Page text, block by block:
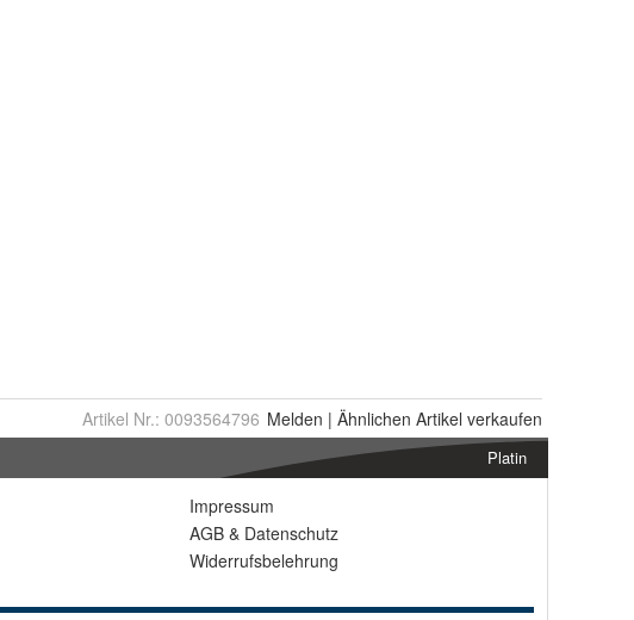
Artikel Nr.: 0093564796 Melden | Ähnlichen Artikel verkaufen
Platin
Impressum
AGB & Datenschutz
Widerrufsbelehrung